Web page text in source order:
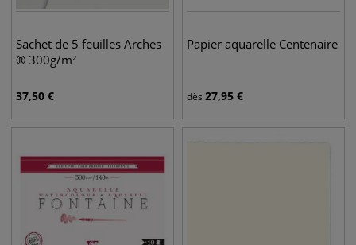
Sachet de 5 feuilles Arches
® 300g/m²
37,50 €
Papier aquarelle Centenaire
dès 27,95 €